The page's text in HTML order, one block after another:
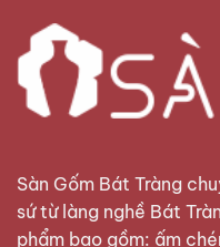
Sàn Gốm Bát Tràng
sứ từ làng nghề Bát
phẩm bao gồm: ấm